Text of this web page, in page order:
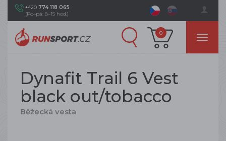
+420 774 118 065
(Po–pá: 8–15 hod.)
0
Dynafit Trail 6 Vest
black out/tobacco
Běžecká vesta